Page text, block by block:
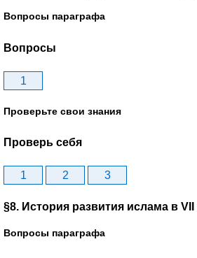
Вопросы параграфа
Вопросы
1
Проверьте свои знания
Проверь себя
1 2 3
§8. История развития ислама в VII
Вопросы параграфа